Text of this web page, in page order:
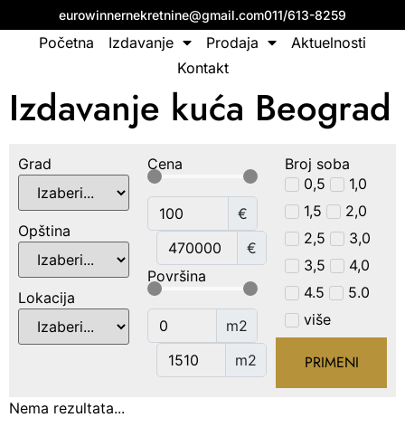
eurowinnernekretnine@gmail.com011/613-8259
Početna Izdavanje Prodaja
Aktuelnosti
Kontakt
Izdavanje kuća Beograd
Grad
Opština
Lokacija
Cena
€
€
Površina
m2
m2
Broj soba
0,5
1,0
1,5
2,0
2,5
3,0
3,5
4,0
4.5
5.0
više
PRIMENI
Nema rezultata...